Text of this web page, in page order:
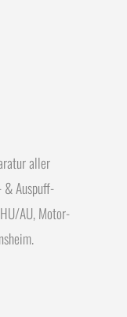
aller
& Auspuff-
AU, Motor-